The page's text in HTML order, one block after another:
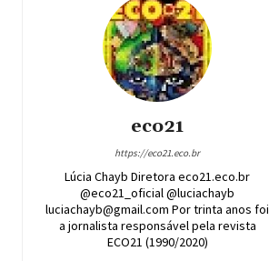
eco21
https://eco21.eco.br
Lúcia Chayb Diretora eco21.eco.br
@eco21_oficial @luciachayb
luciachayb@gmail.com Por trinta anos foi
a jornalista responsável pela revista
ECO21 (1990/2020)